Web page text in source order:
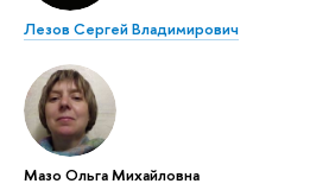
Лезов Сергей Владимирович
Мазо Ольга Михайловна